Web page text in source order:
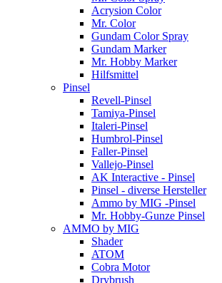
Acrysion Color
Mr. Color
Gundam Color Spray
Gundam Marker
Mr. Hobby Marker
Hilfsmittel
Pinsel
Revell-Pinsel
Tamiya-Pinsel
Italeri-Pinsel
Humbrol-Pinsel
Faller-Pinsel
Vallejo-Pinsel
AK Interactive - Pinsel
Pinsel - diverse Hersteller
Ammo by MIG -Pinsel
Mr. Hobby-Gunze Pinsel
AMMO by MIG
Shader
ATOM
Cobra Motor
Drybrush